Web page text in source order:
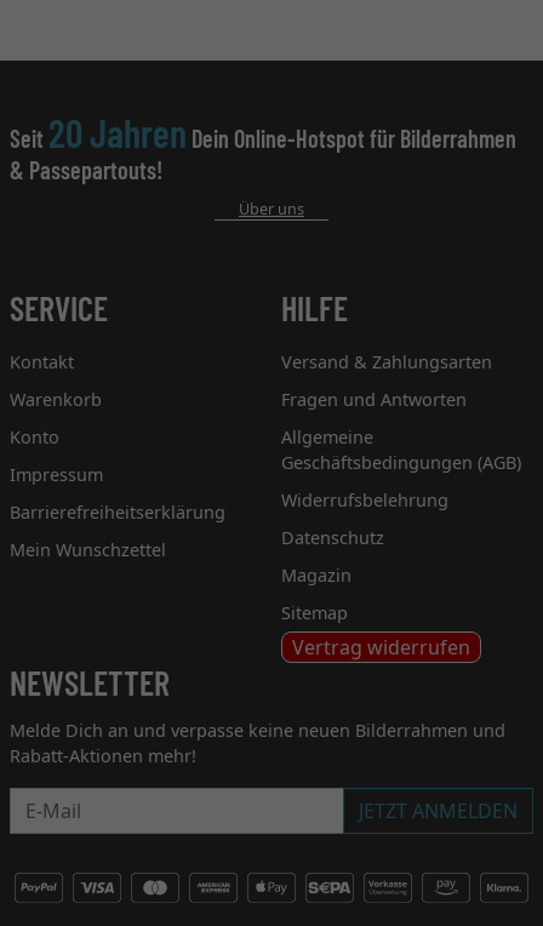
Seit 20 Jahren Dein Online-Hotspot für Bilderrahmen
& Passepartouts!
Über uns
SERVICE
Kontakt
Warenkorb
Konto
Impressum
Barrierefreiheitserklärung
Mein Wunschzettel
HILFE
Versand & Zahlungsarten
Fragen und Antworten
Allgemeine
Geschäftsbedingungen (AGB)
Widerrufsbelehrung
Datenschutz
Magazin
Sitemap
Vertrag widerrufen
NEWSLETTER
Melde Dich an und verpasse keine neuen Bilderrahmen und
Rabatt-Aktionen mehr!
Newsletter
JETZT ANMELDEN